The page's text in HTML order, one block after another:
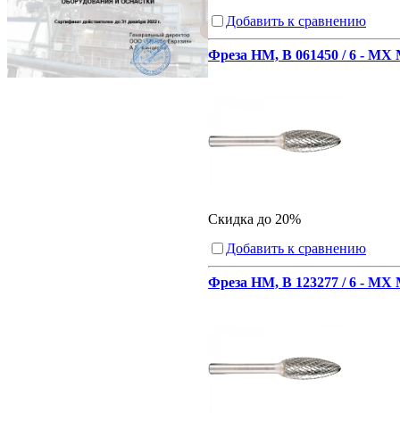
Добавить к сравнению
Фреза HM, В 061450 / 6 - MX
Скидка до 20%
Добавить к сравнению
Фреза HM, В 123277 / 6 - MX